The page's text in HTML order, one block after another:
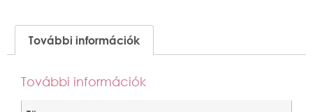
További információk
További információk